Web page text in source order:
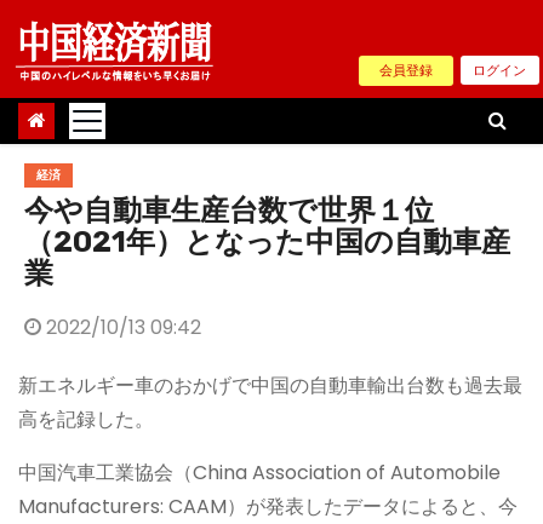
Skip
content
会員登録 ログイン
経済
今や自動車生産台数で世界１位
（2021年）となった中国の自動車産
業
2022/10/13 09:42
新エネルギー車のおかげで中国の自動車輸出台数も過去最
高を記録した。
中国汽車工業協会（China Association of Automobile
Manufacturers: CAAM）が発表したデータによると、今